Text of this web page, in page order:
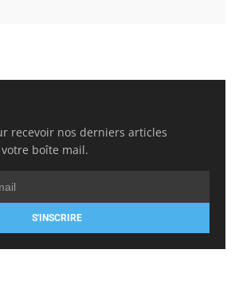
recevoir nos derniers articles
boîte mail.
S'INSCRIRE